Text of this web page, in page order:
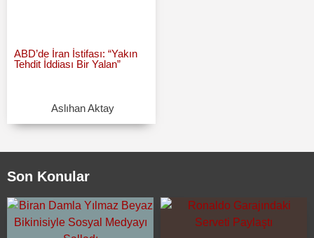
ABD’de İran İstifası: “Yakın
Tehdit İddiası Bir Yalan”
Aslıhan Aktay
Son Konular